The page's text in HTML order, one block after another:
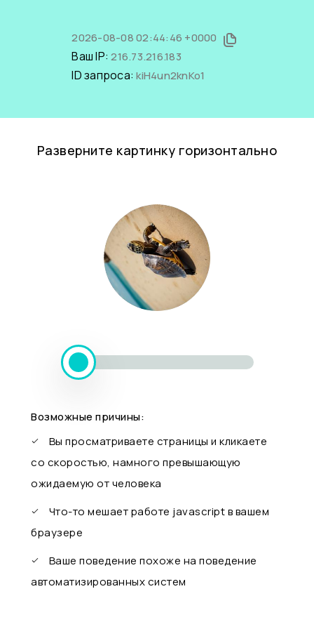
2026-08-08 02:44:46 +0000
Ваш IP:216.73.216.183
ID запроса:kiH4un2knKo1
Разверните картинку горизонтально
Возможные причины:
Вы просматриваете страницы и кликаете
со скоростью, намного превышающую
ожидаемую от человека
Что-то мешает работе javascript в вашем
браузере
Ваше поведение похоже на поведение
автоматизированных систем